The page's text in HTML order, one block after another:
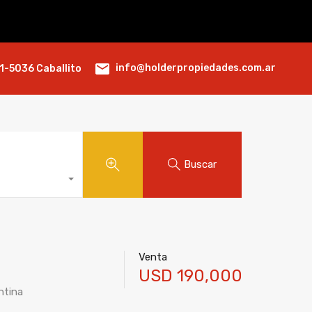
5036 Caballito info@holderpropiedades.com.ar
Buscar
Venta
USD 190,000